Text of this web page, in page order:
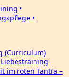
(Curriculum)
Liebestraining
im roten Tantra –